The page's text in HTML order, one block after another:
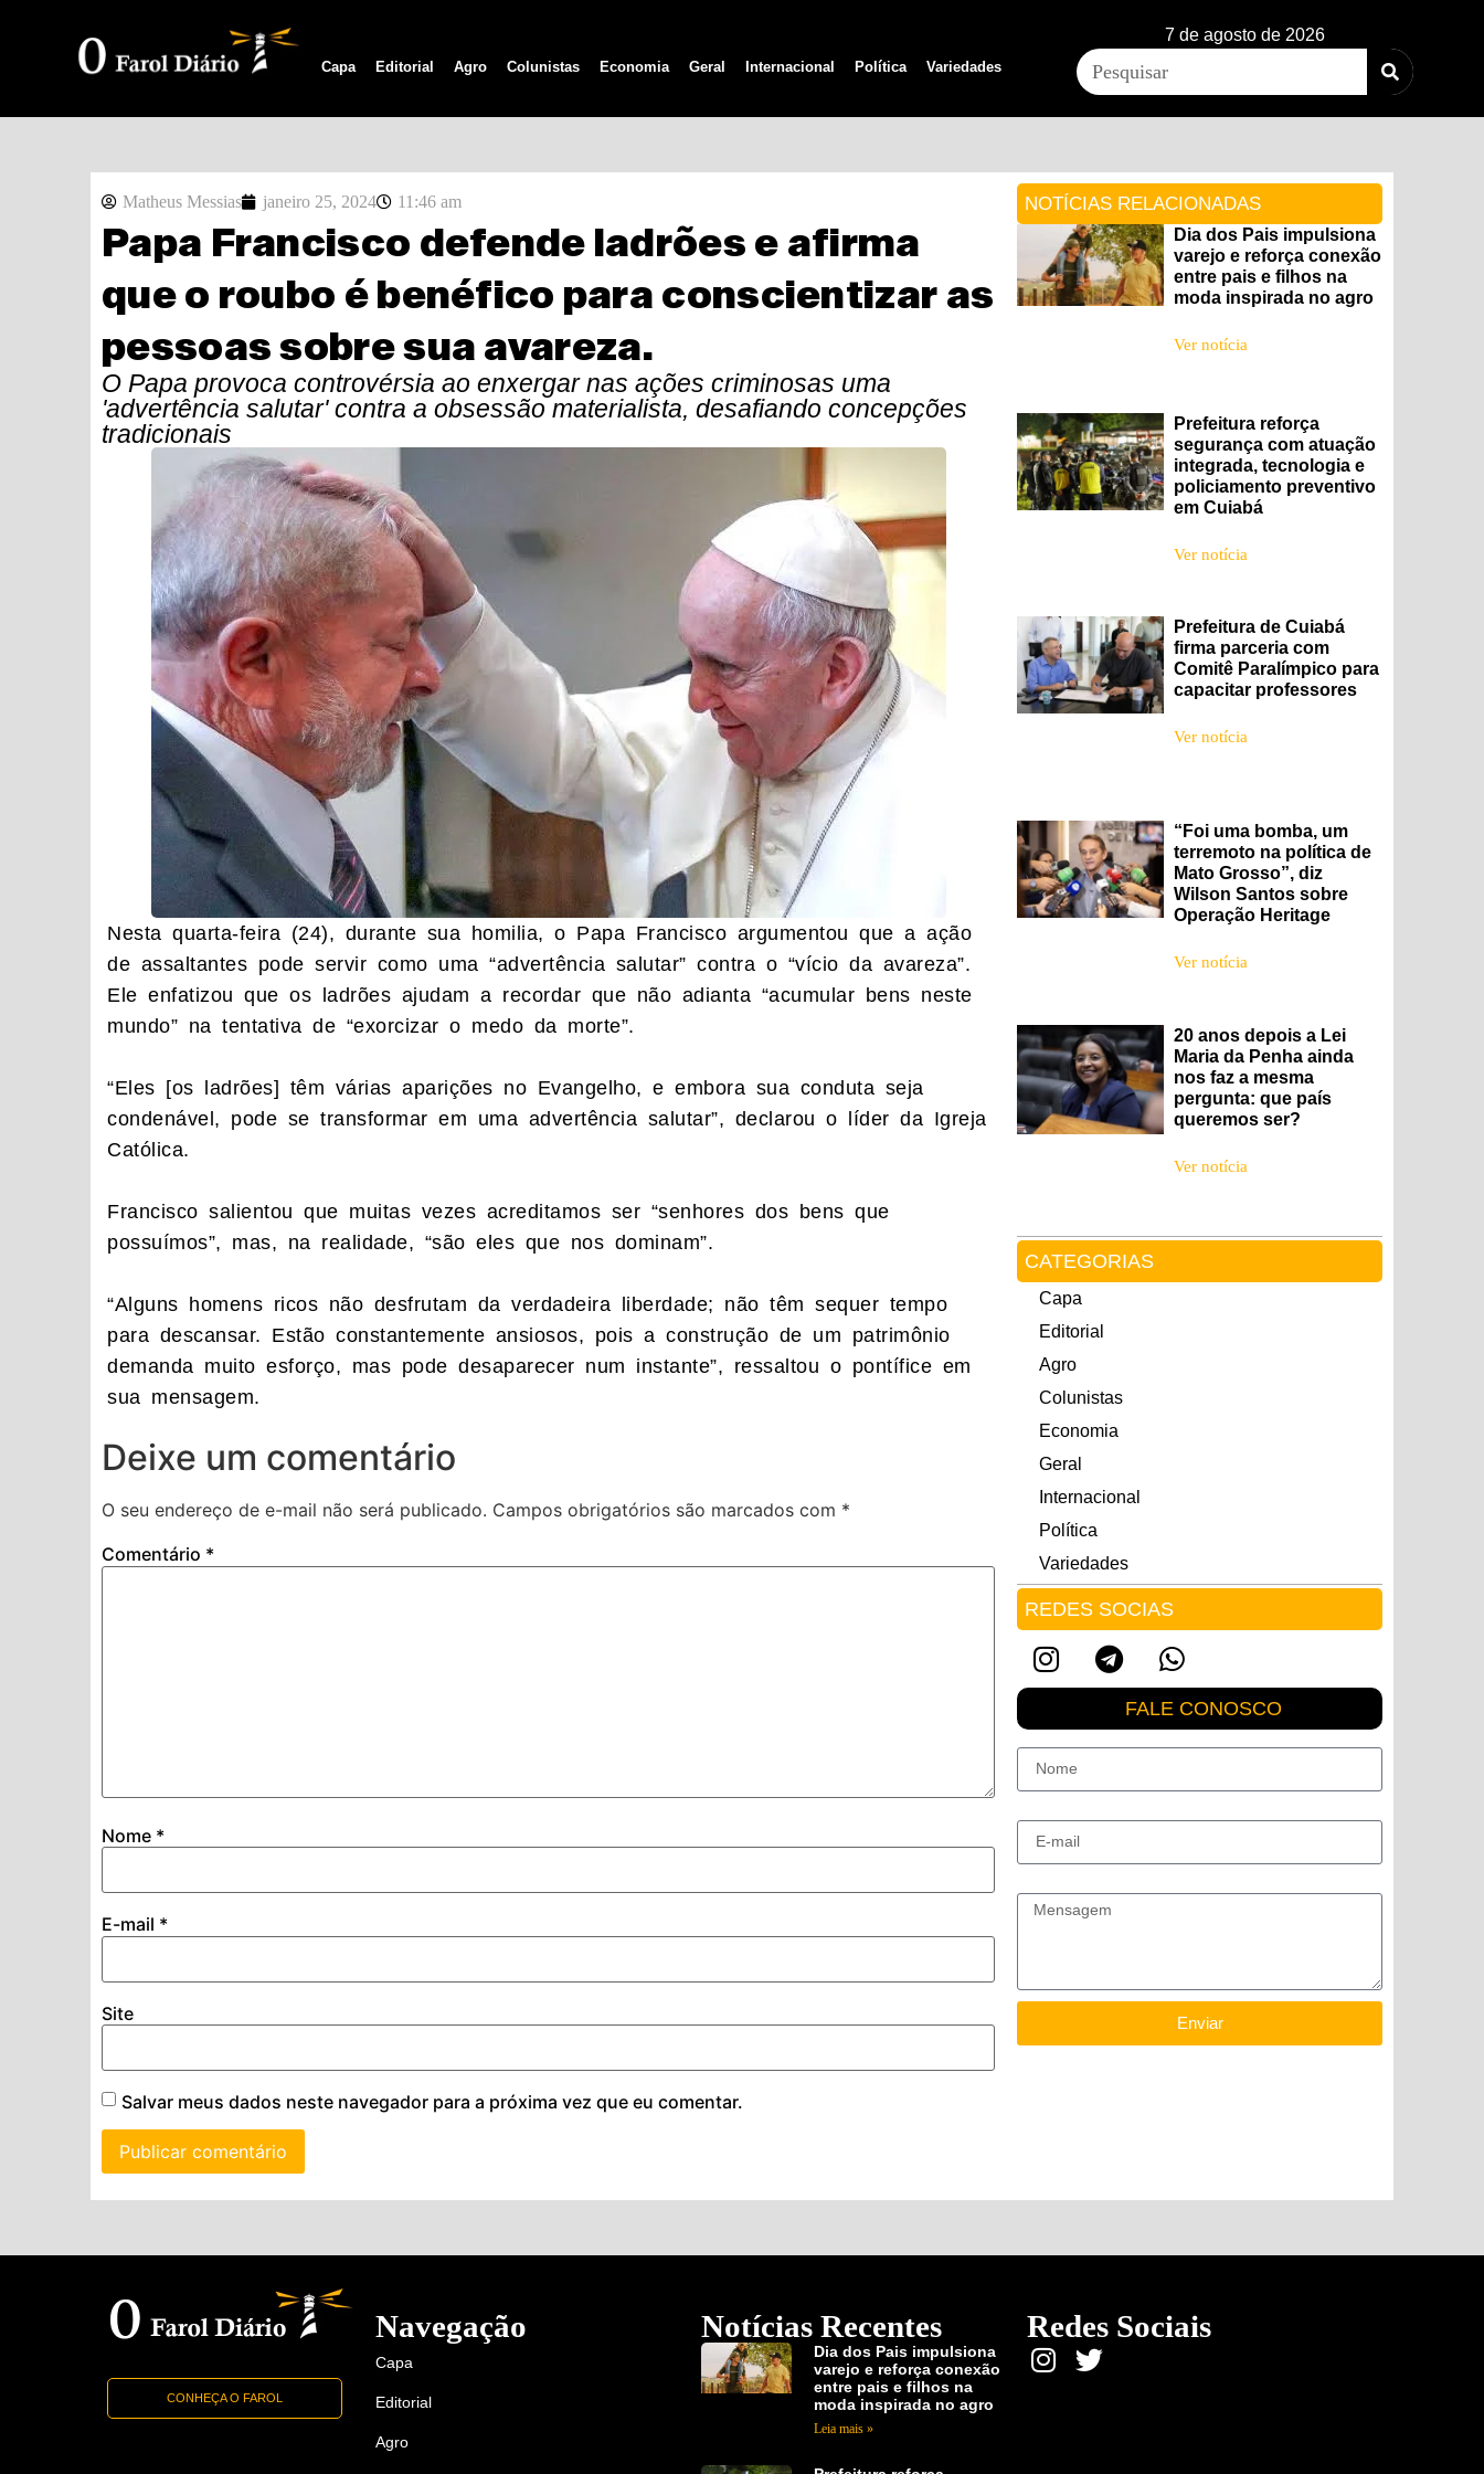
Capa Editorial Agro Colunistas Economia Geral Internacional Política Variedades
7 de agosto de 2026
Matheus Messias janeiro 25, 2024 11:46 am
Papa Francisco defende ladrões e afirma
que o roubo é benéfico para conscientizar as
pessoas sobre sua avareza.
O Papa provoca controvérsia ao enxergar nas ações criminosas uma
'advertência salutar' contra a obsessão materialista, desafiando concepções
tradicionais
Nesta quarta-feira (24), durante sua homilia, o Papa Francisco argumentou que a ação
de assaltantes pode servir como uma “advertência salutar” contra o “vício da avareza”.
Ele enfatizou que os ladrões ajudam a recordar que não adianta “acumular bens neste
mundo” na tentativa de “exorcizar o medo da morte”.
“Eles [os ladrões] têm várias aparições no Evangelho, e embora sua conduta seja
condenável, pode se transformar em uma advertência salutar”, declarou o líder da Igreja
Católica.
Francisco salientou que muitas vezes acreditamos ser “senhores dos bens que
possuímos”, mas, na realidade, “são eles que nos dominam”.
“Alguns homens ricos não desfrutam da verdadeira liberdade; não têm sequer tempo
para descansar. Estão constantemente ansiosos, pois a construção de um patrimônio
demanda muito esforço, mas pode desaparecer num instante”, ressaltou o pontífice em
sua mensagem.
Deixe um comentário
O seu endereço de e-mail não será publicado. Campos obrigatórios são marcados com *
Comentário *
Nome *
E-mail *
Site
Salvar meus dados neste navegador para a próxima vez que eu comentar.
NOTÍCIAS RELACIONADAS
Dia dos Pais impulsiona
varejo e reforça conexão
entre pais e filhos na
moda inspirada no agro
Ver notícia
Prefeitura reforça
segurança com atuação
integrada, tecnologia e
policiamento preventivo
em Cuiabá
Ver notícia
Prefeitura de Cuiabá
firma parceria com
Comitê Paralímpico para
capacitar professores
Ver notícia
“Foi uma bomba, um
terremoto na política de
Mato Grosso”, diz
Wilson Santos sobre
Operação Heritage
Ver notícia
20 anos depois a Lei
Maria da Penha ainda
nos faz a mesma
pergunta: que país
queremos ser?
Ver notícia
CATEGORIAS
Capa
Editorial
Agro
Colunistas
Economia
Geral
Internacional
Política
Variedades
REDES SOCIAS
FALE CONOSCO
Enviar
CONHEÇA O FAROL
Navegação
Capa
Editorial
Agro
Notícias Recentes
Dia dos Pais impulsiona
varejo e reforça conexão
entre pais e filhos na
moda inspirada no agro
Leia mais »
Redes Sociais